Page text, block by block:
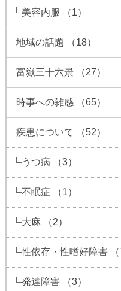
美容内服 （1）
地域の話題 （18）
富嶽三十六景 （27）
時事への雑感 （65）
疾患について （52）
うつ病 （3）
不眠症 （1）
大麻 （2）
性依存・性嗜好障害 （
発達障害 （3）